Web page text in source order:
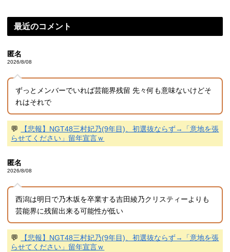
最近のコメント
匿名
2026/8/08
ずっとメンバーでいれば芸能界残留 先々何も意味ないけどそ
れはそれで
💬
【悲報】NGT48三村妃乃(9年目)、初選抜ならず→「意地を張
らせてください」留年宣言ｗ
匿名
2026/8/08
西潟は明日で乃木坂を卒業する吉田綾乃クリスティーよりも
芸能界に残留出来る可能性が低い
💬
【悲報】NGT48三村妃乃(9年目)、初選抜ならず→「意地を張
らせてください」留年宣言ｗ